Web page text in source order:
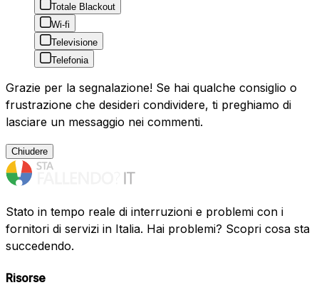
Totale Blackout
Wi-fi
Televisione
Telefonia
Grazie per la segnalazione! Se hai qualche consiglio o
frustrazione che desideri condividere, ti preghiamo di
lasciare un messaggio nei commenti.
Chiudere
Stato in tempo reale di interruzioni e problemi con i
fornitori di servizi in Italia. Hai problemi? Scopri cosa sta
succedendo.
Risorse